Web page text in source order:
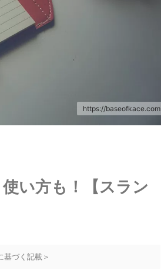
https://baseofkace.com
い方も！【スラン
基づく記載＞